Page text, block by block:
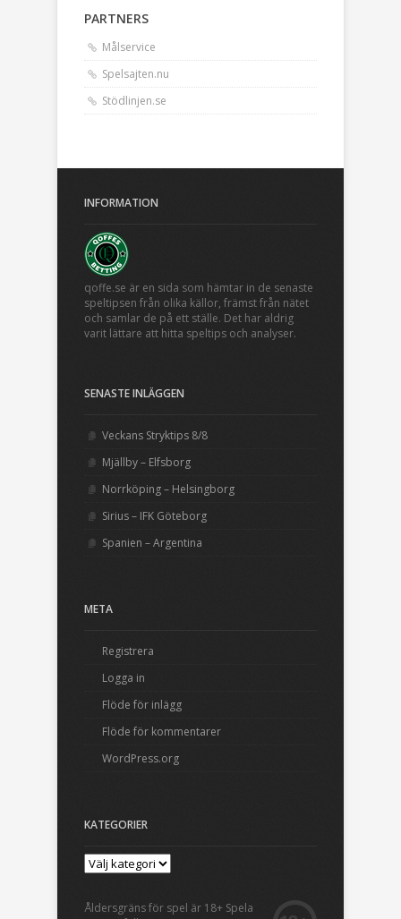
PARTNERS
Målservice
Spelsajten.nu
Stödlinjen.se
INFORMATION
qoffe.se är en sida som hämtar in de senaste
speltipsen från olika källor, främst från nätet
och samlar de på ett ställe. Det har aldrig
varit lättare att hitta speltips och analyser.
SENASTE INLÄGGEN
Veckans Stryktips 8/8
Mjällby – Elfsborg
Norrköping – Helsingborg
Sirius – IFK Göteborg
Spanien – Argentina
META
Registrera
Logga in
Flöde för inlägg
Flöde för kommentarer
WordPress.org
KATEGORIER
Åldersgräns för spel är 18+ Spela